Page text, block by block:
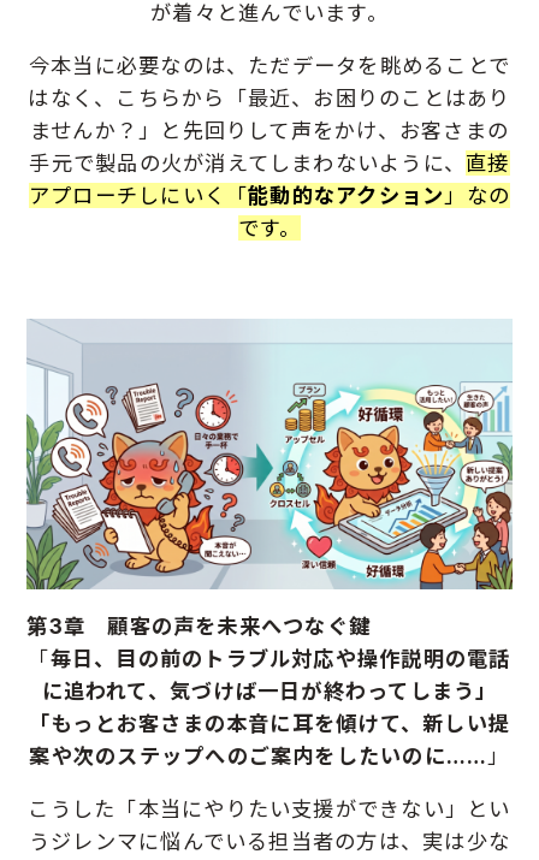
が着々と進んでいます。
今本当に必要なのは、ただデータを眺めることで
はなく、
こちらから「最近、お困りのことはあり
ませんか？」と先回りして声をかけ、お客さまの
手元で製品の火が消えてしまわないように、 直接
アプローチしにいく「能動的なアクション」なの
です。
第3章 顧客の声を未来へつなぐ鍵
「毎日、目の前のトラブル対応や操作説明の電話
に追われて、気づけば一日が終わってしまう」
「もっとお客さまの本音に耳を傾けて、新しい提
案や次のステップへのご案内をしたいのに…… 」
こうした「本当にやりたい支援ができない」とい
うジレンマに悩んでいる担当者の方は、 実は少な